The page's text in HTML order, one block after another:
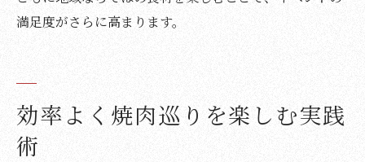
満足度がさらに高まります。
効率よく焼肉巡りを楽しむ実践
術